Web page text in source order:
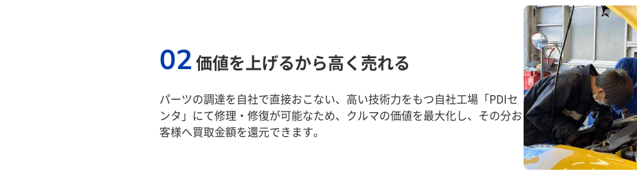
02価値を上げるから高く売れる
パーツの調達を自社で直接おこない、高い技術力をもつ自社工場「PDIセ
ンタ」にて修理・修復が可能なため、クルマの価値を最大化し、その分お
客様へ買取金額を還元できます。